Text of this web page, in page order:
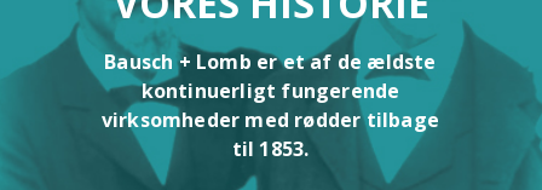
Bausch + Lomb er et af de ældste
kontinuerligt fungerende
virksomheder med rødder tilbage
til 1853.